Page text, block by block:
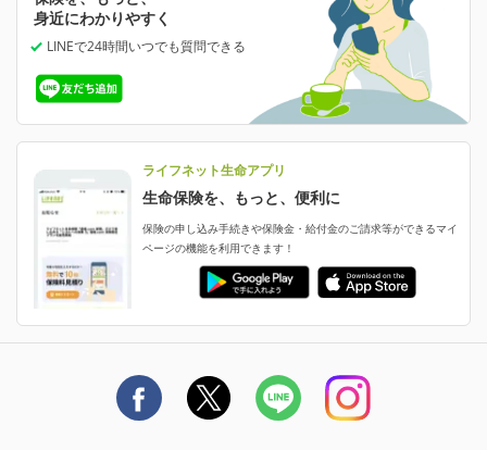
選ばれる理由・評判
ライフネット生命の特長
ライフネット生命が選ばれる理由がわかる！
評判・口コミ
ご契約者さまに聞きました！
申し込みガイド
ご契約の流れと必要書類
保険料の支払い方法
女性保険
女性特有の病気に備える
就業不能保険
就業不能状態に備える
認知症・MCIに備える
保険料の支払い方法の変更
受取人・指定代理請求人の変更
中断したお申し込みの再開
お申し込み後の状況確認
減額・解約・追加契約の申し込み など
ご契約者さま向け各種お手続き・サービス
保険金・給付金のご請求
生命保険料控除に関するご案内
契約更新を迎えるご契約者さまへ
業績・財務情報
保険金等の支払状況
採用情報
生命保険マニフェスト
ライフネット生命のCMページ
ライフネット生命公式note
保険相談サービス
よくあるご質問
資料請求
身近にわかりやすく
LINEで24時間いつでも質問できる
ライフネット生命アプリ
生命保険を、もっと、便利に
保険の申し込み手続きや保険金・給付金のご請求等ができるマイ
ページの機能を利用できます！